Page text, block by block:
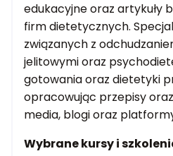
edukacyjne oraz artykuły
firm dietetycznych.
związanych z
jelitowymi oraz
gotowania oraz dietetyki
opracowując przepisy
media, blogi oraz
Wybrane kursy i